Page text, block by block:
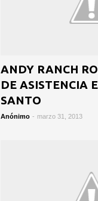
ANDY RANCH
DE ASISTENCIA
SANTO
Anónimo - marzo 31, 2013